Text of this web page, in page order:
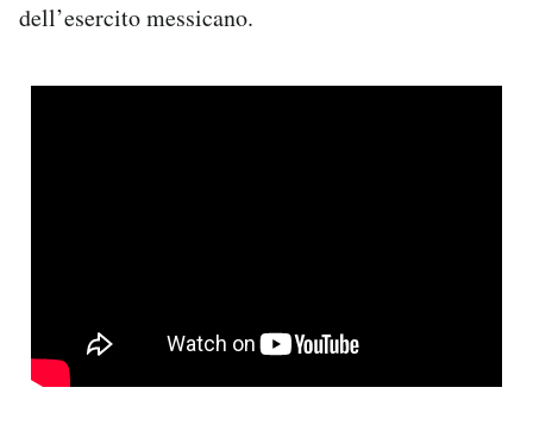
dell’esercito messicano.